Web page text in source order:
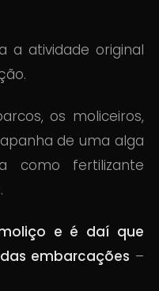
a atividade original
os moliceiros,
de uma alga
como fertilizante
e é daí que
embarcações –